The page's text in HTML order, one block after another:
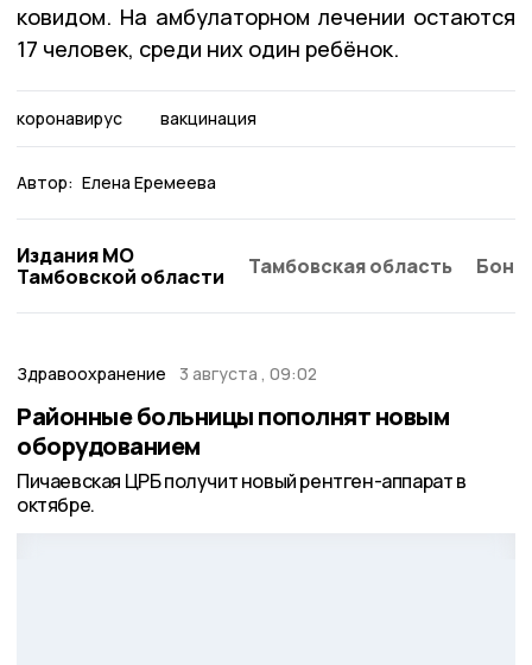
ковидом. На амбулаторном лечении остаются
17 человек, среди них один ребёнок.
коронавирус вакцинация
Автор: Елена Еремеева
Издания МО
Тамбовской области
Тамбовская область
Здравоохранение 3 августа , 09:02
Районные больницы пополнят новым
оборудованием
Пичаевская ЦРБ получит новый рентген-аппарат в
октябре.